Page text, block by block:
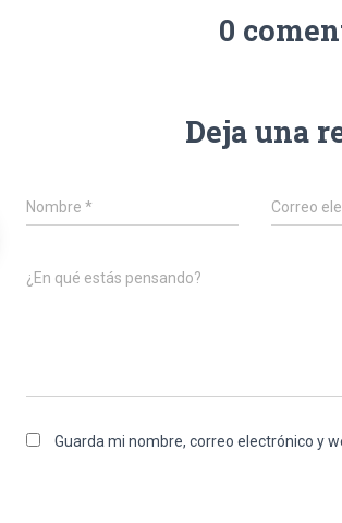
0
Deja una
Nombre * Correo
¿En qué estás pensando?
Guarda mi nombre, correo electrónico y